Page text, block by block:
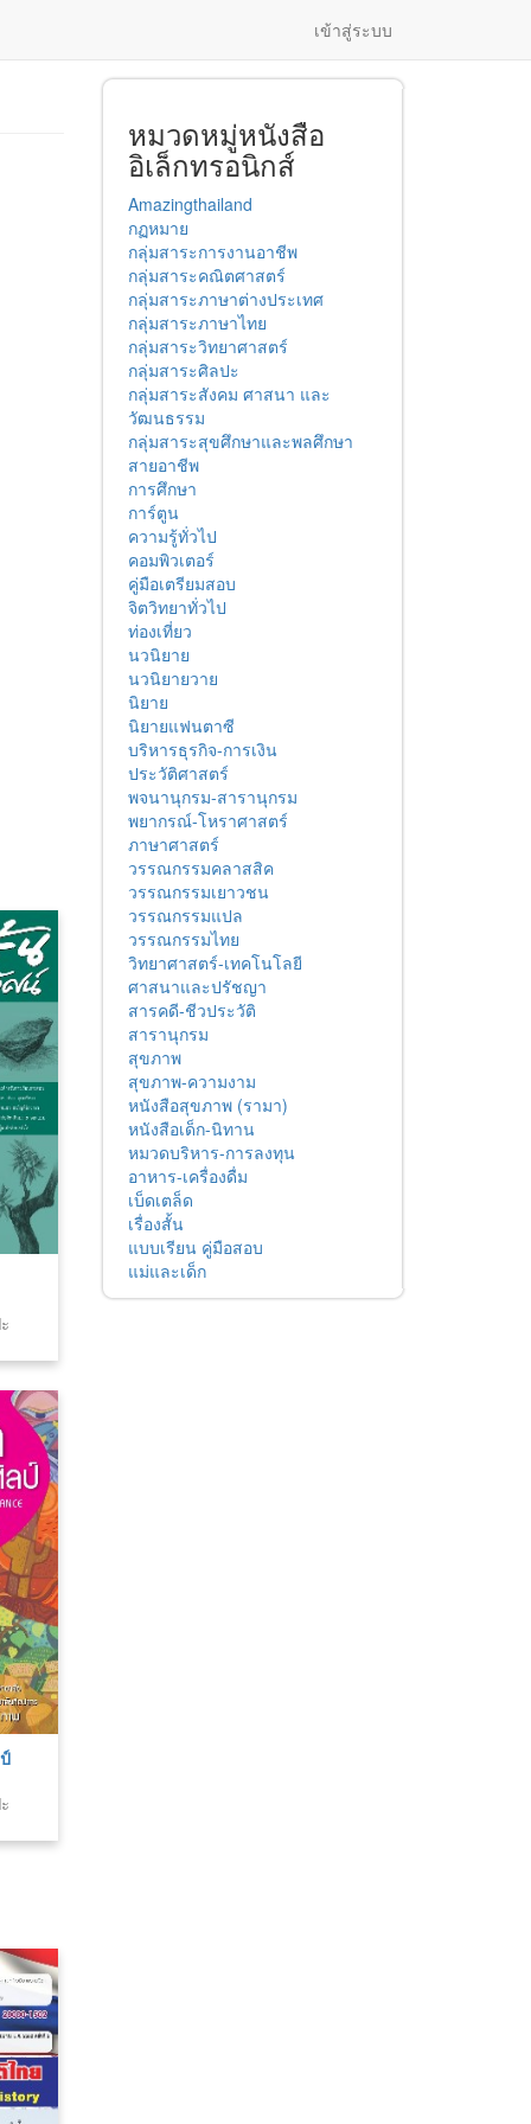
เข้าสู่ระบบ
หมวดหมู่หนังสือ
อิเล็กทรอนิกส์
Amazingthailand
กฏหมาย
กลุ่มสาระการงานอาชีพ
กลุ่มสาระคณิตศาสตร์
กลุ่มสาระภาษาต่างประเทศ
กลุ่มสาระภาษาไทย
กลุ่มสาระวิทยาศาสตร์
กลุ่มสาระศิลปะ
กลุ่มสาระสังคม ศาสนา และ
วัฒนธรรม
กลุ่มสาระสุขศึกษาและพลศึกษา
สายอาชีพ
การศึกษา
การ์ตูน
ความรู้ทั่วไป
คอมพิวเตอร์
คู่มือเตรียมสอบ
จิตวิทยาทั่วไป
ท่องเที่ยว
นวนิยาย
นวนิยายวาย
นิยาย
นิยายแฟนตาซี
บริหารธุรกิจ-การเงิน
ประวัติศาสตร์
พจนานุกรม-สารานุกรม
พยากรณ์-โหราศาสตร์
ภาษาศาสตร์
วรรณกรรมคลาสสิค
วรรณกรรมเยาวชน
วรรณกรรมแปล
วรรณกรรมไทย
วิทยาศาสตร์-เทคโนโลยี
ศาสนาและปรัชญา
สารคดี-ชีวประวัติ
สารานุกรม
สุขภาพ
สุขภาพ-ความงาม
หนังสือสุขภาพ (รามา)
หนังสือเด็ก-นิทาน
หมวดบริหาร-การลงทุน
อาหาร-เครื่องดื่ม
เบ็ดเตล็ด
เรื่องสั้น
แบบเรียน คู่มือสอบ
แม่และเด็ก